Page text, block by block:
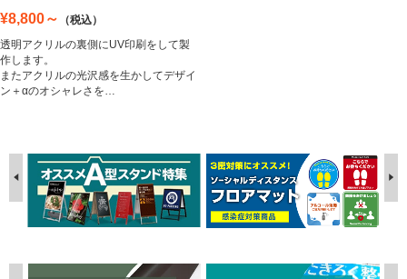
¥8,800～
（税込）
透明アクリルの裏側にUV印刷をして製
作します。
またアクリルの光沢感を生かしてデザイ
ン＋αのオシャレさを…